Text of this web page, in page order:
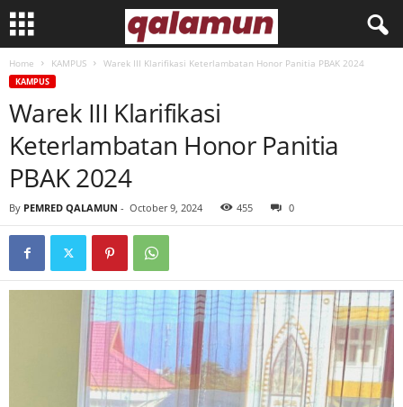
a
Home KAMPUS Warek III Klarifikasi Keterlambatan Honor Panitia PBAK 2024
KAMPUS
Warek III Klarifikasi
Keterlambatan Honor Panitia
PBAK 2024
By PEMRED QALAMUN - October 9, 2024 455 0